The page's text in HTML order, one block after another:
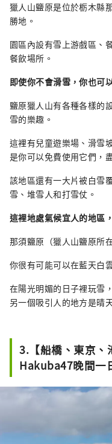
獵人山鹽原是位於栃木縣
勝地。
園區內設有雪上游戲區、
餐飲場所。
即使你不會滑雪，你也可
鹽原獵人山有各種各樣的
雪的樂趣。
這裡有兒童遊樂場、滑雪
是你可以免費使用它們，
該地區還有一大片被白雪
雪、堆雪人和打雪仗。
這裡地處氣候宜人的地區
那須鹽原（獵人山鹽原所
你很有可能可以在藍天白
在陽光明媚的日子裡玩雪
另一個吸引人的地方是晴
3.【船橋、東京、
Hakuba47晚間一